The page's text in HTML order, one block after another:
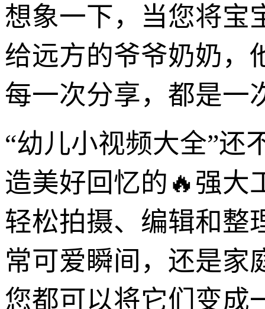
想象一下，当您将宝
给远方的爷爷奶奶，
每一次分享，都是一
“幼儿小视频大全”还
造美好回忆的🔥强大
轻松拍摄、编辑和整
常可爱瞬间，还是家
您都可以将它们变成